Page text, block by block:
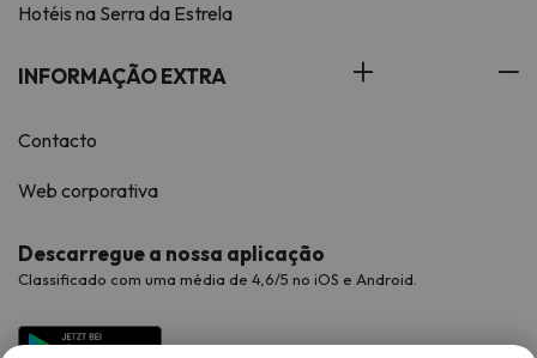
Hotéis na Serra da Estrela
INFORMAÇÃO EXTRA
Contacto
Web corporativa
Descarregue a nossa aplicação
Classificado com uma média de 4,6/5 no iOS e Android.